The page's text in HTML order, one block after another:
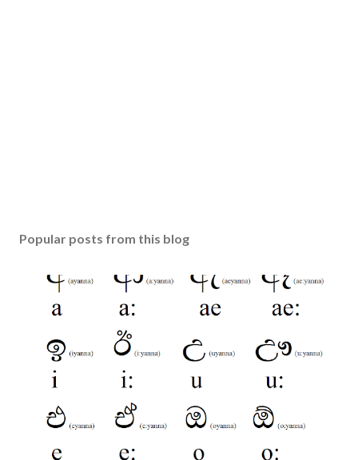
Popular posts from this blog